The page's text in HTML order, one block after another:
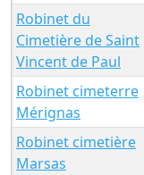
Robinet du
Cimetière de Saint
Vincent de Paul
Robinet cimeterre
Mérignas
Robinet cimetière
Marsas